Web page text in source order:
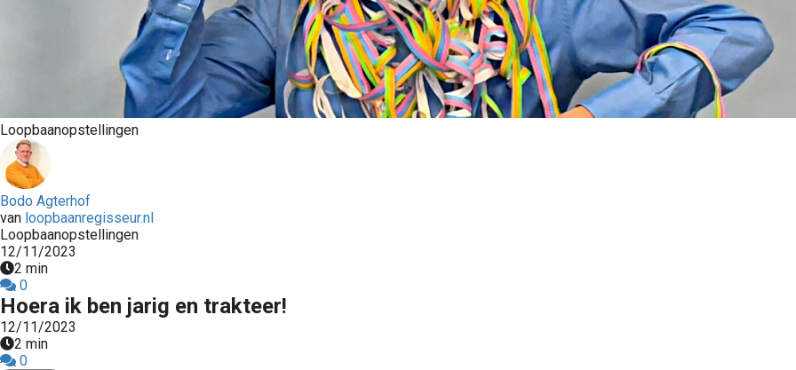
Loopbaanopstellingen
Bodo Agterhof
van loopbaanregisseur.nl
Loopbaanopstellingen
12/11/2023
2 min
0
Hoera ik ben jarig en trakteer!
12/11/2023
2 min
0